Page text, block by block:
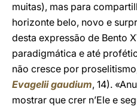
muitas), mas para
horizonte belo, novo e
desta expressão de Bento
paradigmática e até
não cresce por
Evagelii gaudium, 14).
mostrar que crer n’Ele e